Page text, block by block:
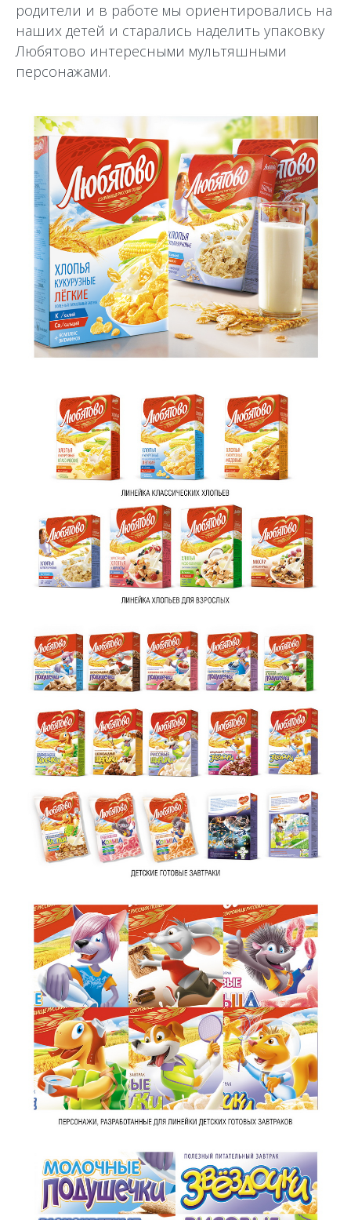
родители и в работе мы ориентировались на
наших детей и старались наделить упаковку
Любятово интересными мультяшными
персонажами.